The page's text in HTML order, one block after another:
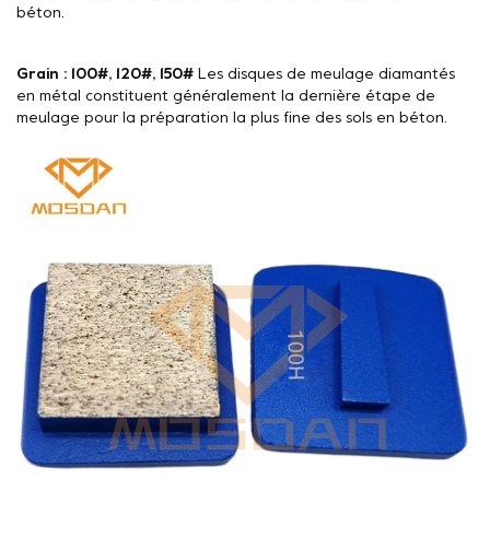
béton.
Grain : 100#, 120#, 150#
Les disques de meulage diamantés
en métal constituent généralement la dernière étape de
meulage pour la préparation la plus fine des sols en béton.